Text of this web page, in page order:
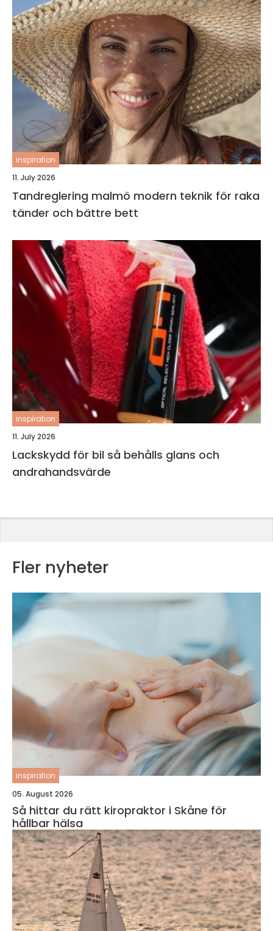
inspiration
11. July 2026
Tandreglering malmö modern teknik för raka
tänder och bättre bett
inspiration
11. July 2026
Lackskydd för bil så behålls glans och
andrahandsvärde
Fler nyheter
inspiration
05. August 2026
Så hittar du rätt kiropraktor i Skåne för
hållbar hälsa